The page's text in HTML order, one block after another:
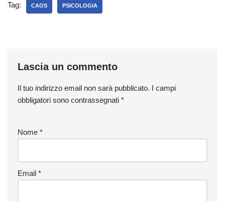
Tag: CAOS PSICOLOGIA
Lascia un commento
Il tuo indirizzo email non sarà pubblicato. I campi
obbligatori sono contrassegnati *
Nome *
Email *